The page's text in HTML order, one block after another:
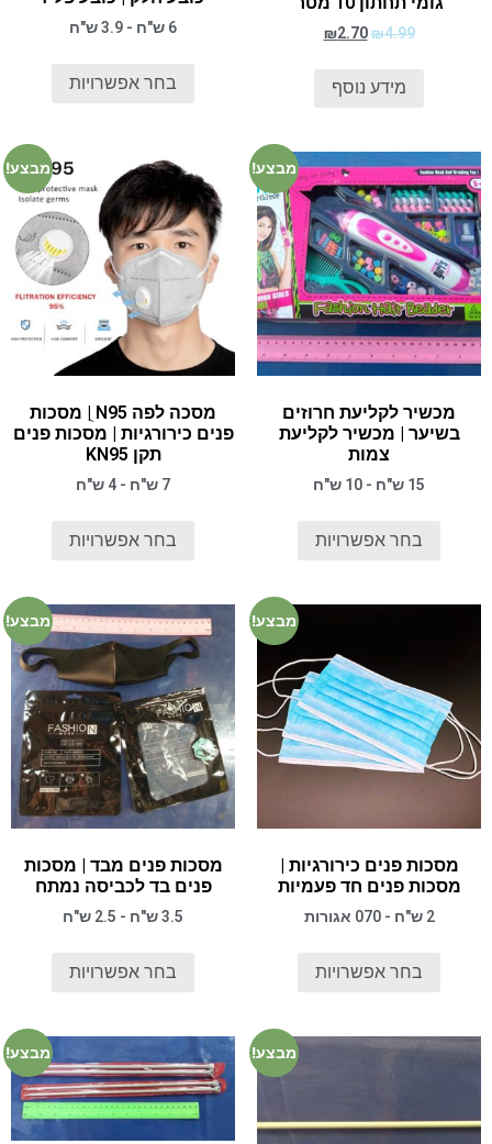
₪4.99
₪2.70
מידע נוסף
6 ש"ח - 3.9 ש"ח
בחר אפשרויות
מבצע!
מכשיר לקליעת חרוזים
בשיער | מכשיר לקליעת
צמות
15 ש"ח - 10 ש"ח
בחר אפשרויות
מבצע!
מסכה לפה N95 ֻ| מסכות
פנים כירורגיות | מסכות פנים
תקן KN95
7 ש"ח - 4 ש"ח
בחר אפשרויות
מבצע!
מסכות פנים כירורגיות |
מסכות פנים חד פעמיות
2 ש"ח - 070 אגורות
בחר אפשרויות
מבצע!
מסכות פנים מבד | מסכות
פנים בד לכביסה נמתח
3.5 ש"ח - 2.5 ש"ח
בחר אפשרויות
מבצע! מבצע!